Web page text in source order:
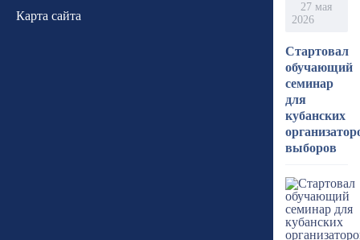
Карта сайта
27 мая
2026
Стартовал
обучающий
семинар
для
кубанских
выборов